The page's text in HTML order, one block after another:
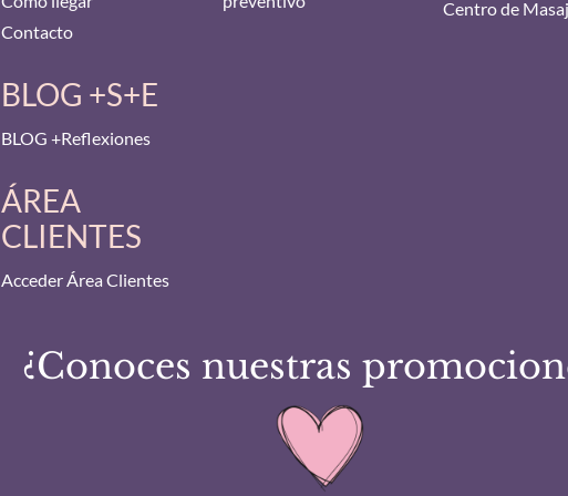
Contacto
BLOG +S+E
BLOG +Reflexiones
ÁREA
CLIENTES
Acceder Área Clientes
Centro de
¿Conoces nuestras